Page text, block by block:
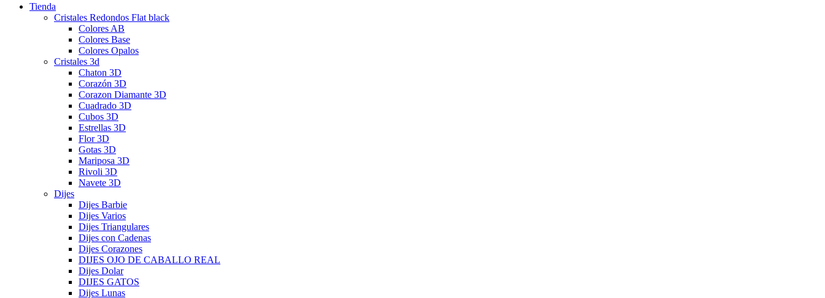
Tienda
Cristales Redondos Flat black
Colores AB
Colores Base
Colores Opalos
Cristales 3d
Chaton 3D
Corazón 3D
Corazon Diamante 3D
Cuadrado 3D
Cubos 3D
Estrellas 3D
Flor 3D
Gotas 3D
Mariposa 3D
Rivoli 3D
Navete 3D
Dijes
Dijes Barbie
Dijes Varios
Dijes Triangulares
Dijes con Cadenas
Dijes Corazones
DIJES OJO DE CABALLO REAL
Dijes Dolar
DIJES GATOS
Dijes Lunas